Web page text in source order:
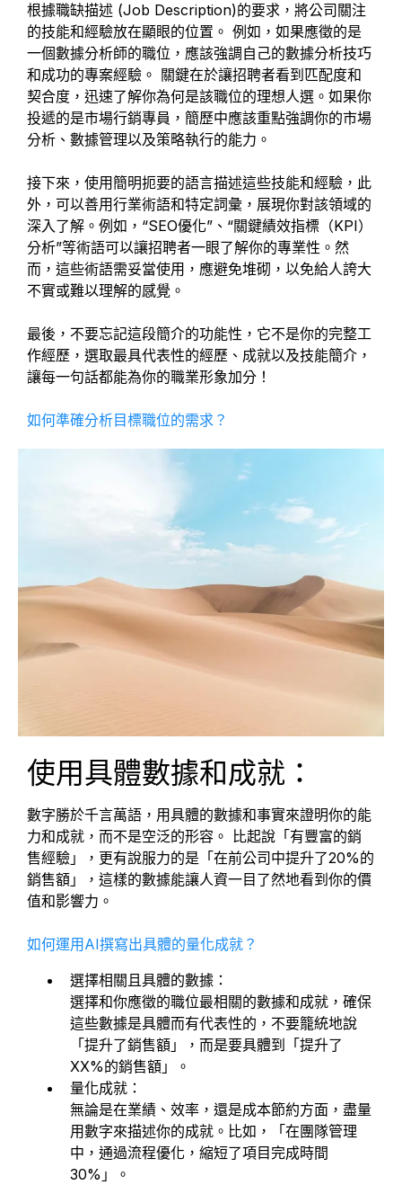
根據職缺描述 (Job Description)的要求，將公司關注
的技能和經驗放在顯眼的位置。 例如，如果應徵的是
一個數據分析師的職位，應該強調自己的數據分析技巧
和成功的專案經驗。 關鍵在於讓招聘者看到匹配度和
契合度，迅速了解你為何是該職位的理想人選。如果你
投遞的是市場行銷專員，簡歷中應該重點強調你的市場
分析、數據管理以及策略執行的能力。
接下來，使用簡明扼要的語言描述這些技能和經驗，此
外，可以善用行業術語和特定詞彙，展現你對該領域的
深入了解。例如，“SEO優化”、“關鍵績效指標（KPI）
分析”等術語可以讓招聘者一眼了解你的專業性。然
而，這些術語需妥當使用，應避免堆砌，以免給人誇大
不實或難以理解的感覺。
最後，不要忘記這段簡介的功能性，它不是你的完整工
作經歷，選取最具代表性的經歷、成就以及技能簡介，
讓每一句話都能為你的職業形象加分！
如何準確分析目標職位的需求？
使用具體數據和成就：
數字勝於千言萬語，用具體的數據和事實來證明你的能
力和成就，而不是空泛的形容。 比起說「有豐富的銷
售經驗」，更有說服力的是「在前公司中提升了20%的
銷售額」，這樣的數據能讓人資一目了然地看到你的價
值和影響力。
如何運用AI撰寫出具體的量化成就？
選擇相關且具體的數據：
選擇和你應徵的職位最相關的數據和成就，確保
這些數據是具體而有代表性的，不要籠統地說
「提升了銷售額」，而是要具體到「提升了
XX%的銷售額」。
量化成就：
無論是在業績、效率，還是成本節約方面，盡量
用數字來描述你的成就。比如，「在團隊管理
中，通過流程優化，縮短了項目完成時間
30%」。